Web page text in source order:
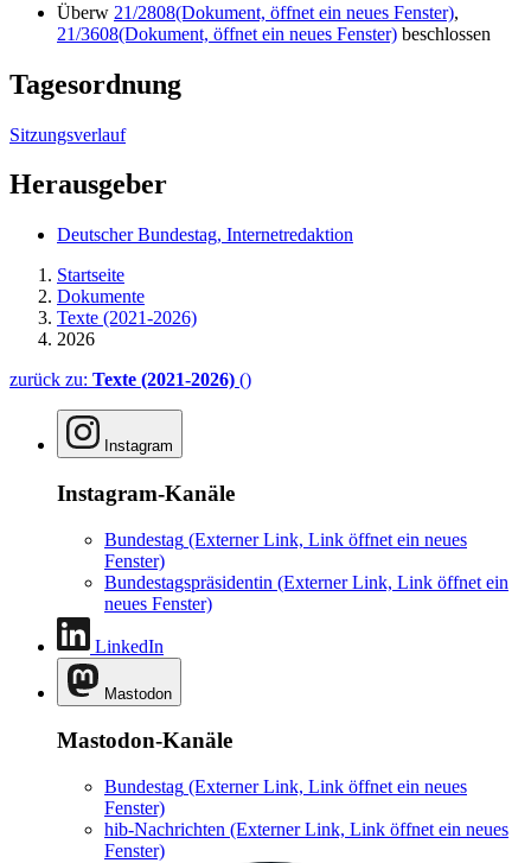
Überw 21/2808(Dokument, öffnet ein neues Fenster),
21/3608(Dokument, öffnet ein neues Fenster) beschlossen
Tagesordnung
Sitzungsverlauf
Herausgeber
Deutscher Bundestag, Internetredaktion
Startseite
Dokumente
Texte (2021-2026)
2026
zurück zu: Texte (2021-2026) ()
Instagram
Instagram-Kanäle
Bundestag (Externer Link, Link öffnet ein neues
Fenster)
Bundestagspräsidentin (Externer Link, Link öffnet ein
neues Fenster)
LinkedIn
Mastodon
Mastodon-Kanäle
Bundestag (Externer Link, Link öffnet ein neues
Fenster)
hib-Nachrichten (Externer Link, Link öffnet ein neues
Fenster)